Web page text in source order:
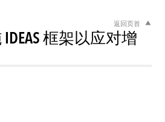
返回页首
框架以应对增